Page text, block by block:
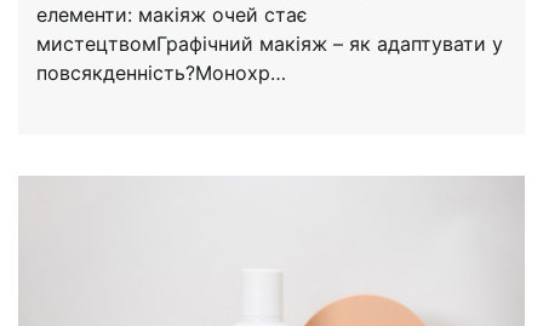
елементи: макіяж очей стає
мистецтвомГрафічний макіяж – як адаптувати у
повсякденність?Монохр…